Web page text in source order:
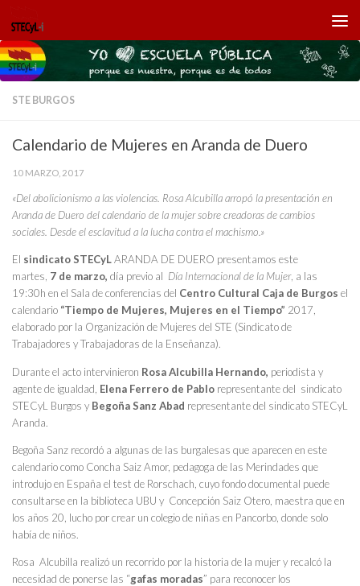
Saltar al contenido
STE BURGOS
Calendario de Mujeres en Aranda de Duero
10 MARZO, 2017
«Del abolicionismo a las violencias. Rosa Alcubilla arropó la presentación en
Aranda de Duero del calendario de la mujer sobre creadoras de cambios
sociales. Desde el esclavitud a la lucha contra el machismo.»
El sindicato STECyLARANDA DE DUERO presentamos este
martes, 7 de marzo, día previo al Día Internacional de la Mujer, a las
19:30h en el Sala de conferencias del Centro Cultural Caja de Burgos el
calendario “Tiempo de Mujeres, Mujeres en el Tiempo” 2017,
elaborado por la Organización de Mujeres del STE (Sindicato de
Trabajadores y Trabajadoras de la Enseñanza).
Durante el acto intervinieron Rosa Alcubilla Hernando, periodista y
agente de igualdad, Elena Ferrero de Pablo representante del sindicato
STECyL Burgos y Begoña Sanz Abad representante del sindicato STECyL
Aranda.
Begoña Sanz recordó a algunas de las burgalesas que aparecen en este
calendario como Concha Saiz Amor, pedagoga de las Merindades que
introdujo en España el test de Rorschach, cuyo fondo documental puede
consultarse en la biblioteca UBU y Concepción Saiz Otero, maestra que en
los años 20, lucho por crear un colegio de niñas en Pancorbo, donde solo
había de niños.
Rosa Alcubilla realizó un recorrido por la historia de la mujer y recalcó la
necesidad de ponerse las “gafas moradas” para reconocer los